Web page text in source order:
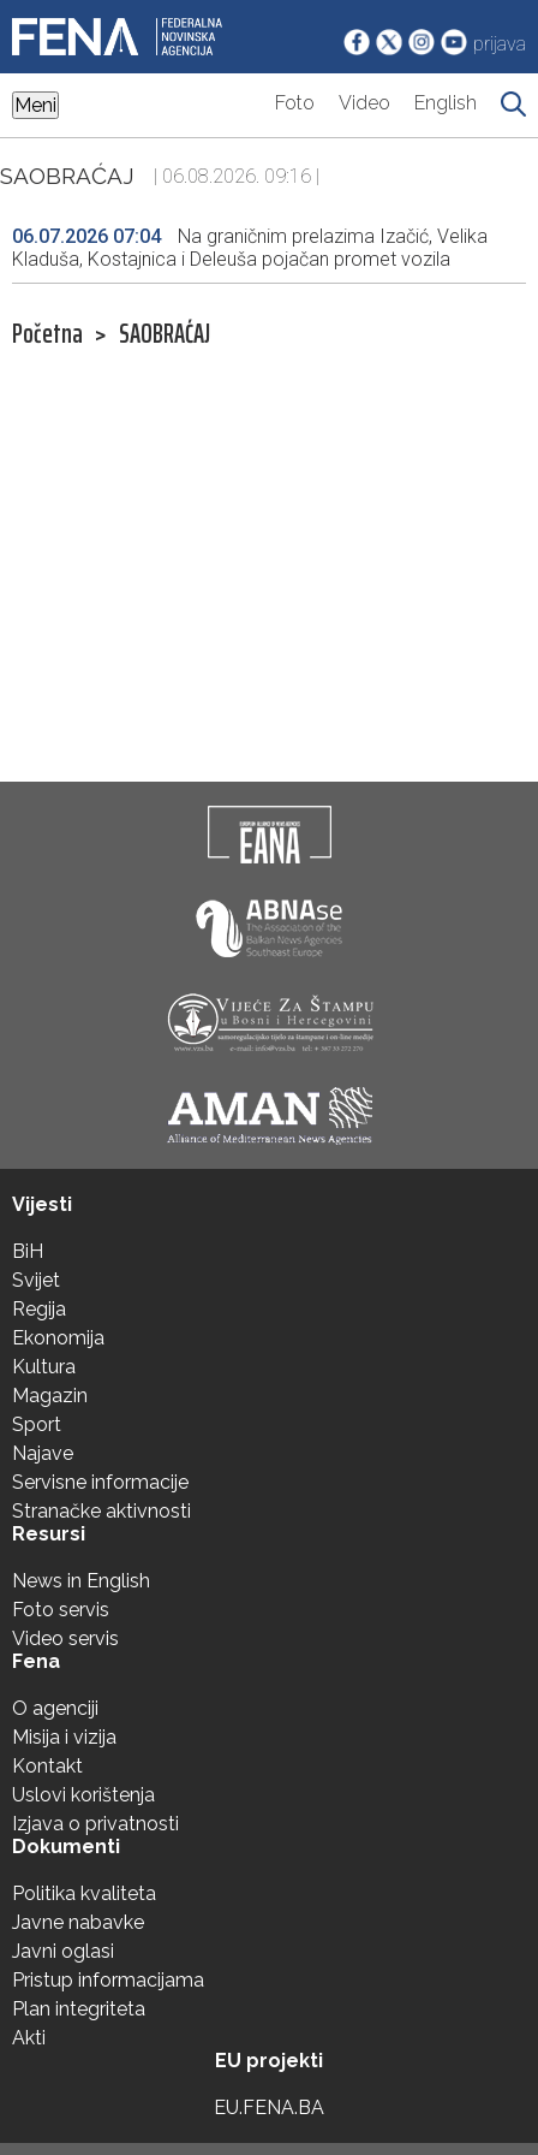
prijava
Meni Foto Video English
SAOBRAĆAJ | 06.08.2026. 09:16 |
06.07.2026 07:04
Na graničnim prelazima Izačić, Velika
Kladuša, Kostajnica i Deleuša pojačan promet vozila
Početna > SAOBRAĆAJ
Vijesti
BiH
Svijet
Regija
Ekonomija
Kultura
Magazin
Sport
Najave
Servisne informacije
Stranačke aktivnosti
Resursi
News in English
Foto servis
Video servis
Fena
O agenciji
Misija i vizija
Kontakt
Uslovi korištenja
Izjava o privatnosti
Dokumenti
Politika kvaliteta
Javne nabavke
Javni oglasi
Pristup informacijama
Plan integriteta
Akti
EU projekti
EU.FENA.BA